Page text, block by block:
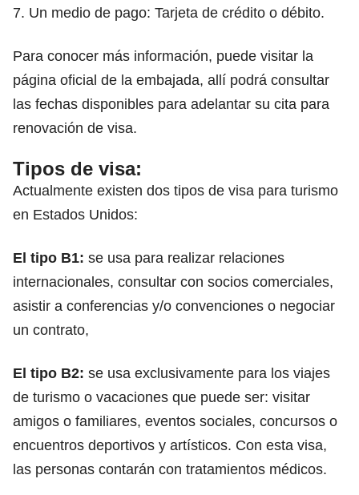
7. Un medio de pago: Tarjeta de crédito o débito.
Para conocer más información, puede visitar la
página oficial de la embajada, allí podrá consultar
las fechas disponibles para adelantar su cita para
renovación de visa.
Tipos de visa:
Actualmente existen dos tipos de visa para turismo
en Estados Unidos:
El tipo B1: se usa para realizar relaciones
internacionales, consultar con socios comerciales,
asistir a conferencias y/o convenciones o negociar
un contrato,
El tipo B2: se usa exclusivamente para los viajes
de turismo o vacaciones que puede ser: visitar
amigos o familiares, eventos sociales, concursos o
encuentros deportivos y artísticos. Con esta visa,
las personas contarán con tratamientos médicos.